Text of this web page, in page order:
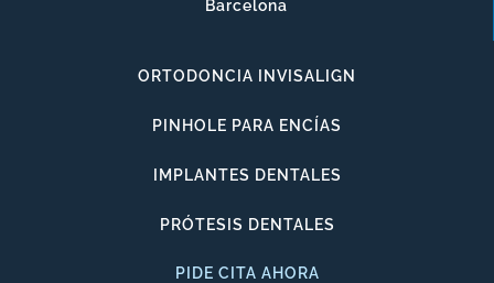
Barcelona
ORTODONCIA INVISALIGN
PINHOLE PARA ENCÍAS
IMPLANTES DENTALES
PRÓTESIS DENTALES
PIDE CITA AHORA